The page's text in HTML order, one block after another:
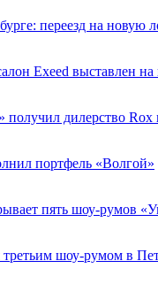
переезд на новую
Exeed выставлен
получил дилерство
портфель «Волгой»
пять шоу-румов
шоу-румом в